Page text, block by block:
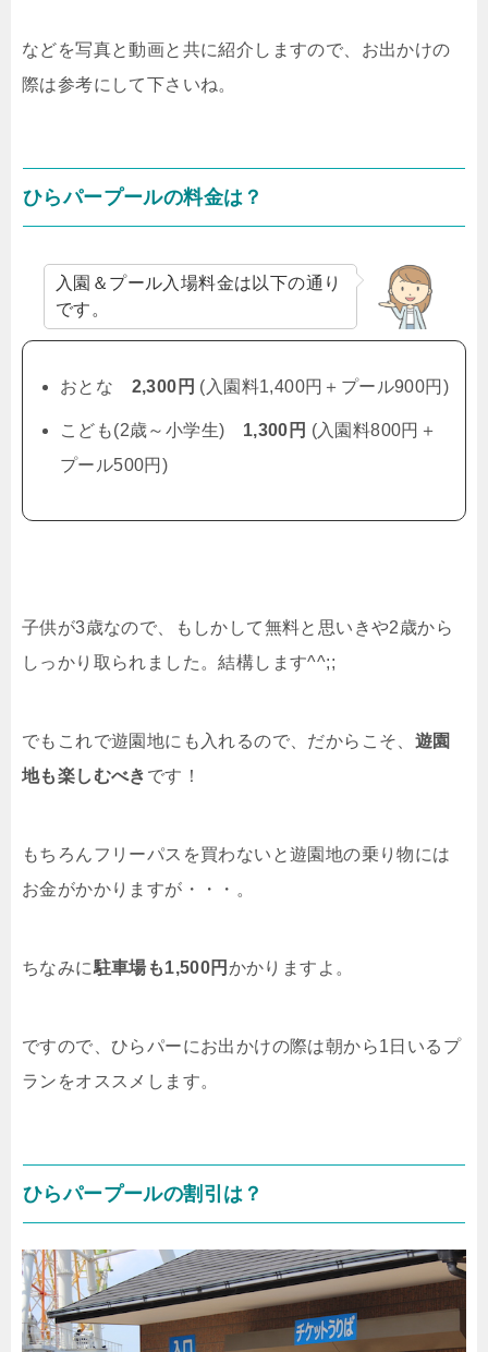
などを写真と動画と共に紹介しますので、お出かけの
際は参考にして下さいね。
ひらパープールの料金は？
入園＆プール入場料金は以下の通り
です。
おとな 2,300円 (入園料1,400円＋プール900円)
こども(2歳～小学生) 1,300円 (入園料800円＋
プール500円)
子供が3歳なので、もしかして無料と思いきや2歳から
しっかり取られました。結構します^^;;
でもこれで遊園地にも入れるので、だからこそ、 遊園
地も楽しむべき です！
もちろんフリーパスを買わないと遊園地の乗り物には
お金がかかりますが・・・。
ちなみに駐車場も1,500円 かかりますよ。
ですので、ひらパーにお出かけの際は朝から1日いるプ
ランをオススメします。
ひらパープールの割引は？